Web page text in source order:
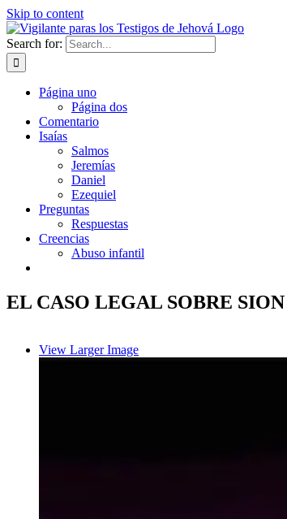
Skip to content
Search for:
Página uno
Página dos
Comentario
Isaías
Salmos
Jeremías
Daniel
Ezequiel
Preguntas
Respuestas
Creencias
Abuso infantil
EL CASO LEGAL SOBRE SION
View Larger Image